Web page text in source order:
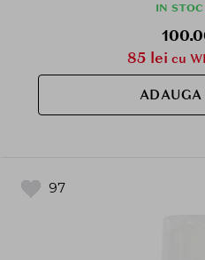
protectiei pielii
IN STOC
85 lei cu
97